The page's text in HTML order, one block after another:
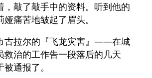
，敲了敲手中的资料。听到他的
痛苦地皱起了眉头。
古拉尔的『飞龙灾害』——在城
救治的工作告一段落后的几天
通报了。